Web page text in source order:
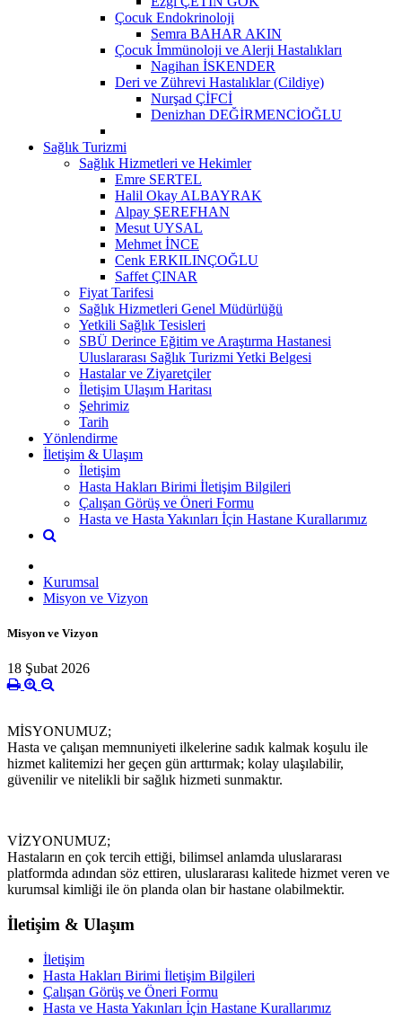
Çocuk Endokrinoloji
Semra BAHAR AKIN
Çocuk İmmünoloji ve Alerji Hastalıkları
Nagihan İSKENDER
Deri ve Zührevi Hastalıklar (Cildiye)
Nurşad ÇİFCİ
Denizhan DEĞİRMENCİOĞLU
Sağlık Turizmi
Sağlık Hizmetleri ve Hekimler
Emre SERTEL
Halil Okay ALBAYRAK
Alpay ŞEREFHAN
Mesut UYSAL
Mehmet İNCE
Cenk ERKILINÇOĞLU
Saffet ÇINAR
Fiyat Tarifesi
Sağlık Hizmetleri Genel Müdürlüğü
Yetkili Sağlık Tesisleri
SBÜ Derince Eğitim ve Araştırma Hastanesi
Uluslararası Sağlık Turizmi Yetki Belgesi
Hastalar ve Ziyaretçiler
İletişim Ulaşım Haritası
Şehrimiz
Tarih
Yönlendirme
İletişim & Ulaşım
İletişim
Hasta Hakları Birimi İletişim Bilgileri
Çalışan Görüş ve Öneri Formu
Hasta ve Hasta Yakınları İçin Hastane Kurallarımız
Kurumsal
Misyon ve Vizyon
Misyon ve Vizyon
18 Şubat 2026
MİSYONUMUZ;
Hasta ve çalışan memnuniyeti ilkelerine sadık kalmak koşulu ile
hizmet kalitemizi her geçen gün arttırmak; kolay ulaşılabilir,
güvenilir ve nitelikli bir sağlık hizmeti sunmaktır.
VİZYONUMUZ;
Hastaların en çok tercih ettiği, bilimsel anlamda uluslararası
platformda adından söz ettiren, uluslararası kalitede hizmet veren ve
kurumsal kimliği ile ön planda olan bir hastane olabilmektir.
İletişim & Ulaşım
İletişim
Hasta Hakları Birimi İletişim Bilgileri
Çalışan Görüş ve Öneri Formu
Hasta ve Hasta Yakınları İçin Hastane Kurallarımız